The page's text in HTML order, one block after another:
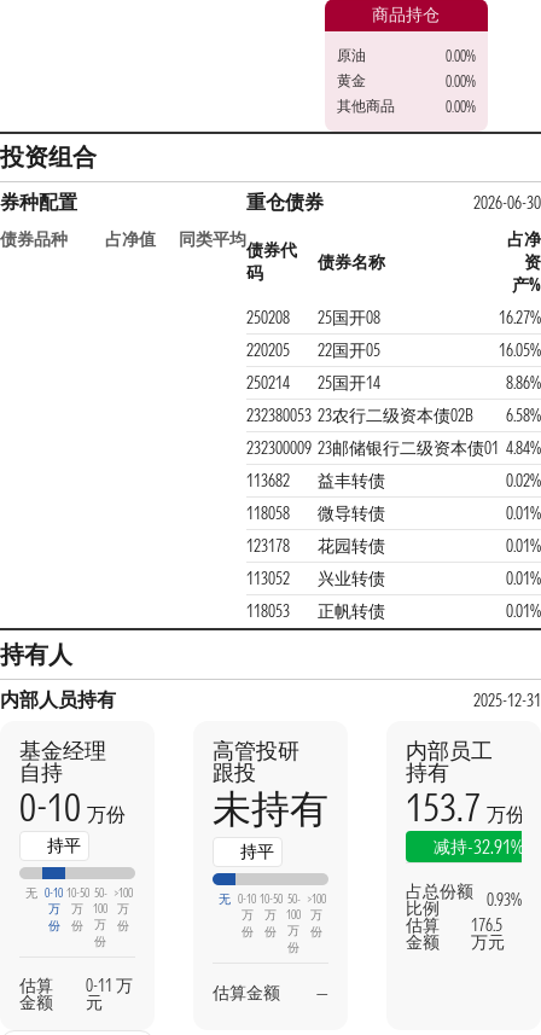
商品持仓
原油
0.00%
黄金
0.00%
其他商品
0.00%
投资组合
券种配置
债券品种 占净值 同类平均
重仓债券 2026-06-30
债券代
码
债券名称
占净
资
产%
250208
25国开08
16.27%
220205
22国开05
16.05%
250214
25国开14
8.86%
232380053 23农行二级资本债02B
6.58%
232300009 23邮储银行二级资本债01 4.84%
113682
益丰转债
0.02%
118058
微导转债
0.01%
123178
花园转债
0.01%
113052
兴业转债
0.01%
118053
正帆转债 0.01%
持有人
内部人员持有 2025-12-31
基金经理
自持
0-10 万份
持平
无 0-10
万
份
10-50
万
份
50-
100
万
份
>100
万
份
估算
金额
0-11 万
元
高管投研
跟投
未持有
持平
无 0-10
万
份
10-50
万
份
50-
100
万
份
>100
万
份
估算金额 —
内部员工
持有
153.7 万份
减持-32.91%
占总份额
比例
0.93%
估算
金额
176.5
万元